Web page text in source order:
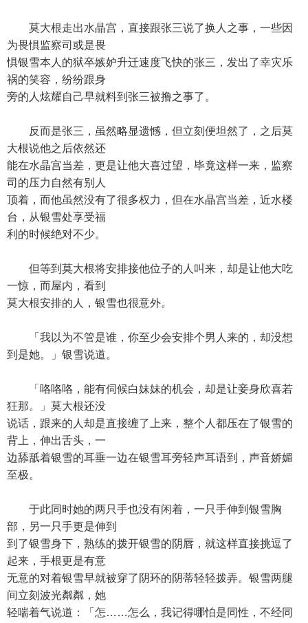
莫大根走出水晶宫，直接跟张三说了换人之事，一些因
为畏惧监察司或是畏
惧银雪本人的狱卒嫉妒升迁速度飞快的张三，发出了幸灾乐
祸的笑容，纷纷跟身
旁的人炫耀自己早就料到张三被撸之事了。
反而是张三，虽然略显遗憾，但立刻便坦然了，之后莫
大根说他之后依然还
能在水晶宫当差，更是让他大喜过望，毕竟这样一来，监察
司的压力自然有别人
顶着，而他虽然没有了很多权力，但在水晶宫当差，近水楼
台，从银雪处享受福
利的时候绝对不少。
但等到莫大根将安排接他位子的人叫来，却是让他大吃
一惊，而屋内，看到
莫大根安排的人，银雪也很意外。
「我以为不管是谁，你至少会安排个男人来的，却没想
到是她。」银雪说道。
「咯咯咯，能有伺候白妹妹的机会，却是让妾身欣喜若
狂那。」莫大根还没
说话，跟来的人却是直接缠了上来，整个人都压在了银雪的
背上，伸出舌头，一
边舔舐着银雪的耳垂一边在银雪耳旁轻声耳语到，声音娇媚
至极。
于此同时她的两只手也没有闲着，一只手伸到银雪胸
部，另一只手更是伸到
到了银雪身下，熟练的拨开银雪的阴唇，就这样直接挑逗了
起来，手根更是有意
无意的对着银雪早就被穿了阴环的阴蒂轻轻拨弄。银雪两腿
间立刻波光粼粼，她
轻喘着气说道：「怎……怎么，我记得哪怕是同性，不经同